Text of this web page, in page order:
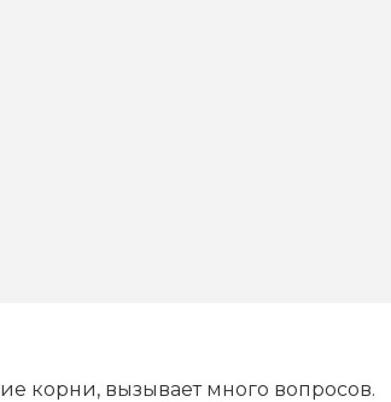
корни, вызывает много вопросов.